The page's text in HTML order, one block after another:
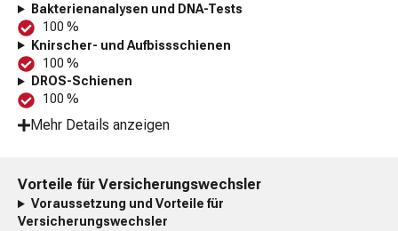
Bakterienanalysen und DNA-Tests
100 %
Knirscher- und Aufbissschienen
100 %
DROS-Schienen
100 %
Mehr Details anzeigen
Vorteile für Versicherungswechsler
Voraussetzung und Vorteile für
Versicherungswechsler